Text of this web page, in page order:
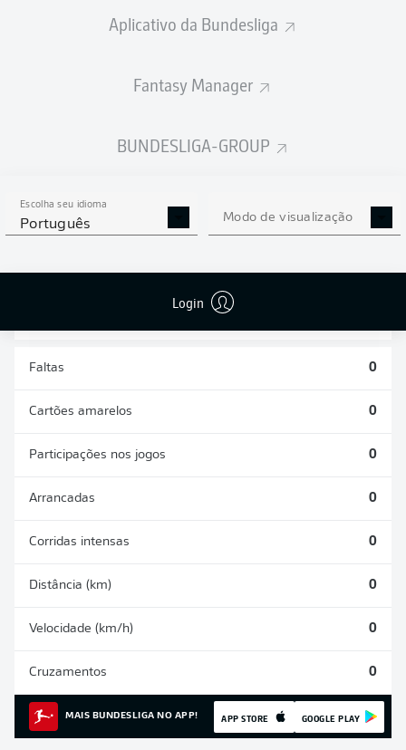
Aplicativo da Bundesliga
Fantasy Manager
BUNDESLIGA-GROUP
Escolha seu idioma
Português Modo de visualização
Login
ESTATÍSTICAS DA
TEMPORADA 2026/2027
Faltas 0
Cartões amarelos 0
Participações nos jogos 0
Arrancadas 0
Corridas intensas 0
Distância (km) 0
Velocidade (km/h) 0
Cruzamentos 0
MAIS BUNDESLIGA NO APP! APP STORE GOOGLE PLAY